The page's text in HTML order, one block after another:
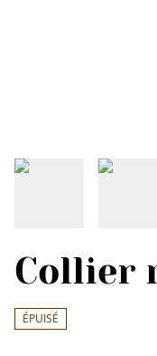
Collier
ÉPUISÉ